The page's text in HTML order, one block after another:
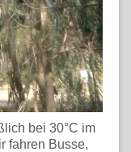
bei 30°C im
fahren Busse,